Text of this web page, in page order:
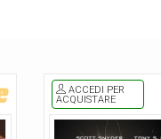
ACCEDI PER
ACQUISTARE